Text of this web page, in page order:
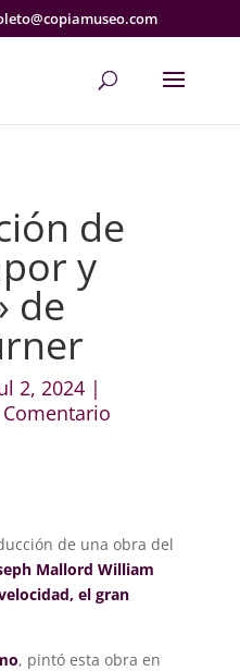
de
y
de
2, 2024|
Comentario
de una obra del
Mallord William
el gran
, pintó esta obra en